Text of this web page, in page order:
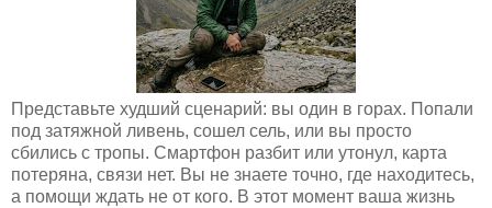
Представьте худший сценарий: вы один в горах. Попали
под затяжной ливень, сошел сель, или вы просто
сбились с тропы. Смартфон разбит или утонул, карта
потеряна, связи нет. Вы не знаете точно, где находитесь,
а помощи ждать не от кого. В этот момент ваша жизнь